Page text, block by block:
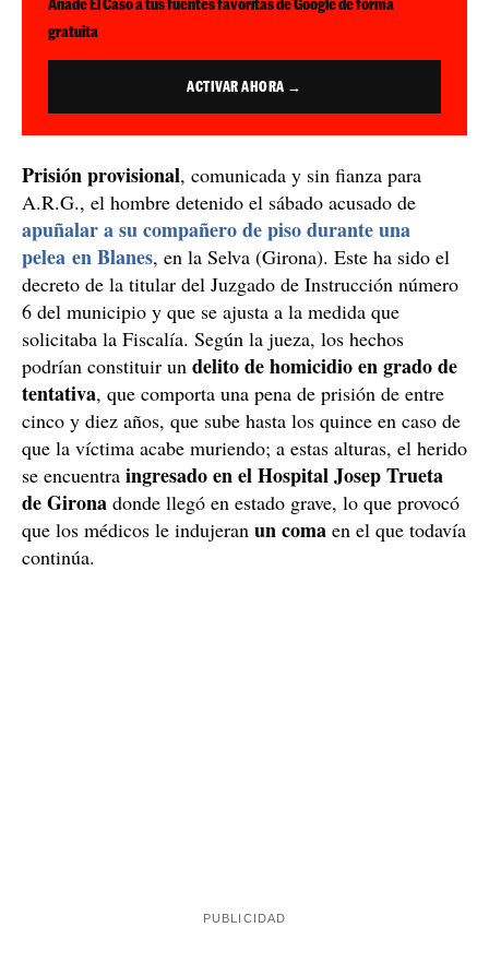
gratuita
ACTIVAR AHORA →
Prisión provisional, comunicada y sin fianza para
A.R.G., el hombre detenido el sábado acusado de
apuñalar a su compañero de piso durante una
pelea en Blanes, en la Selva (Girona). Este ha sido el
decreto de la titular del Juzgado de Instrucción número
6 del municipio y que se ajusta a la medida que
solicitaba la Fiscalía. Según la jueza, los hechos
podrían constituir un delito de homicidio en grado de
tentativa, que comporta una pena de prisión de entre
cinco y diez años, que sube hasta los quince en caso de
que la víctima acabe muriendo; a estas alturas, el herido
se encuentra ingresado en el Hospital Josep Trueta
de Girona donde llegó en estado grave, lo que provocó
que los médicos le indujeran un coma en el que todavía
continúa.